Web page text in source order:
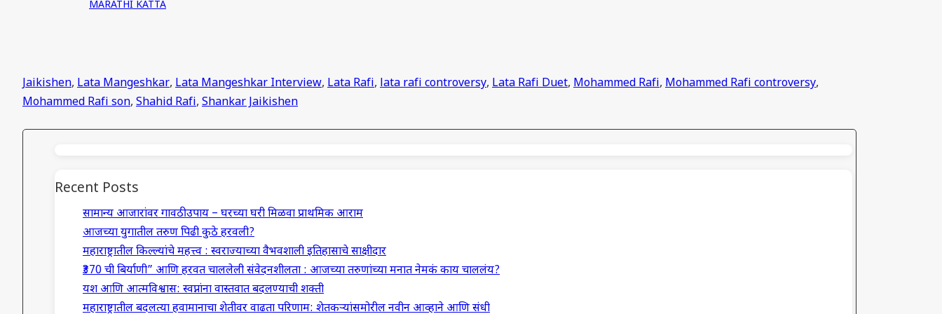
MARATHI KATTA
Jaikishen, Lata Mangeshkar, Lata Mangeshkar Interview, Lata Rafi, lata rafi controversy, Lata Rafi Duet, Mohammed Rafi, Mohammed Rafi controversy,
Mohammed Rafi son, Shahid Rafi, Shankar Jaikishen
Recent Posts
सामान्य आजारांवर गावठी उपाय – घरच्या घरी मिळवा प्राथमिक आराम
आजच्या युगातील तरुण पिढी कुठे हरवली?
महाराष्ट्रातील किल्ल्यांचे महत्त्व : स्वराज्याच्या वैभवशाली इतिहासाचे साक्षीदार
₹370 ची बिर्याणी” आणि हरवत चाललेली संवेदनशीलता : आजच्या तरुणांच्या मनात नेमकं काय चाललंय?
यश आणि आत्मविश्वास: स्वप्नांना वास्तवात बदलण्याची शक्ती
महाराष्ट्रातील बदलत्या हवामानाचा शेतीवर वाढता परिणाम: शेतकऱ्यांसमोरील नवीन आव्हाने आणि संधी